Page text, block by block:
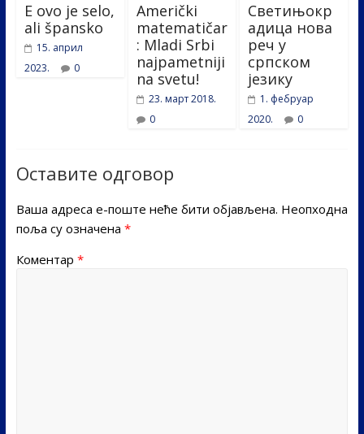
E ovo je selo,
ali špansko
15. април
2023.
0
Američki
matematičar
: Mladi Srbi
najpametniji
na svetu!
23. март 2018.
0
Светињокр
адица нова
реч у
српском
језику
1. фебруар
2020.
0
Оставите одговор
Ваша адреса е-поште неће бити објављена. Неопходна
поља су означена *
Коментар *